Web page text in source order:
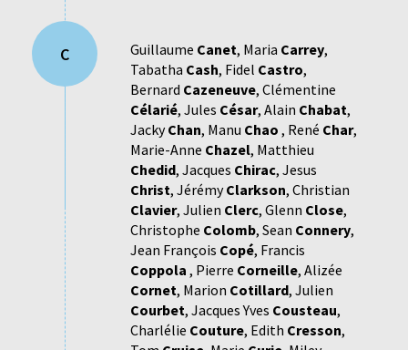
C Guillaume Canet, Maria Carrey,
Tabatha Cash, Fidel Castro,
Bernard Cazeneuve, Clémentine
Célarié, Jules César, Alain Chabat,
JackyChan, Manu Chao , René Char,
Marie-Anne Chazel, Matthieu
Chedid, Jacques Chirac, Jesus
Christ, JérémyClarkson, Christian
Clavier, Julien Clerc, Glenn Close,
Christophe Colomb, Sean Connery,
Jean François Copé, Francis
Coppola , Pierre Corneille, Alizée
Cornet, Marion Cotillard, Julien
Courbet, Jacques Yves Cousteau,
Charlélie Couture, Edith Cresson,